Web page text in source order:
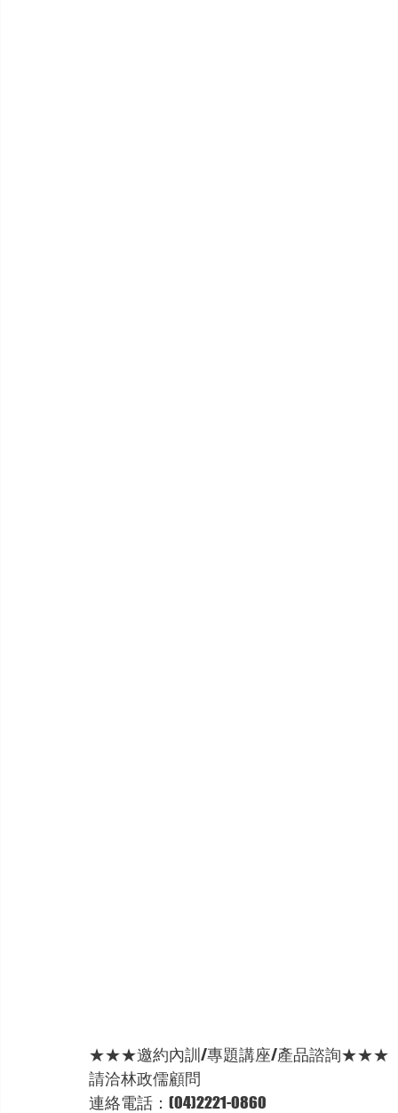
★★★邀約內訓/專題講座/產品諮詢★★★
請洽林政儒顧問
連絡電話：(04)2221-0860